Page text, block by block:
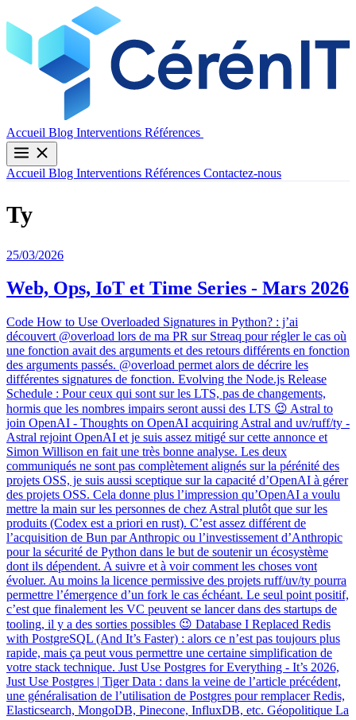
Accueil Blog Interventions Références
Accueil Blog Interventions Références Contactez-nous
Ty
25/03/2026
Web, Ops, IoT et Time Series - Mars 2026
Code How to Use Overloaded Signatures in Python? : j’ai
découvert @overload lors de ma PR sur Streaq pour régler le cas où
une fonction avait des arguments et des retours différents en fonction
des arguments passés. @overload permet alors de décrire les
différentes signatures de fonction. Evolving the Node.js Release
Schedule : Pour ceux qui sont sur les LTS, pas de changements,
hormis que les nombres impairs seront aussi des LTS 😉 Astral to
join OpenAI - Thoughts on OpenAI acquiring Astral and uv/ruff/ty -
Astral rejoint OpenAI et je suis assez mitigé sur cette annonce et
Simon Willison en fait une très bonne analyse. Les deux
communiqués ne sont pas complètement alignés sur la pérénité des
projets OSS, je suis aussi sceptique sur la capacité d’OpenAI à gérer
des projets OSS. Cela donne plus l’impression qu’OpenAI a voulu
mettre la main sur les personnes de chez Astral plutôt que sur les
produits (Codex est a priori en rust). C’est assez différent de
l’acquisition de Bun par Anthropic ou l’investissement d’Anthropic
pour la sécurité de Python dans le but de soutenir un écosystème
dont ils dépendent. A suivre et à voir comment les choses vont
évoluer. Au moins la licence permissive des projets ruff/uv/ty pourra
permettre l’émergence d’un fork le cas échéant. Le seul point positif,
c’est que finalement les VC peuvent se lancer dans des startups de
tooling, il y a des sorties possibles 😉 Database I Replaced Redis
with PostgreSQL (And It’s Faster) : alors ce n’est pas toujours plus
rapide, mais ça peut vous permettre une certaine simplification de
votre stack technique. Just Use Postgres for Everything - It’s 2026,
Just Use Postgres | Tiger Data : dans la veine de l’article précédent,
une généralisation de l’utilisation de Postgres pour remplacer Redis,
Elasticsearch, MongoDB, Pinecone, InfluxDB, etc. Géopolitique La